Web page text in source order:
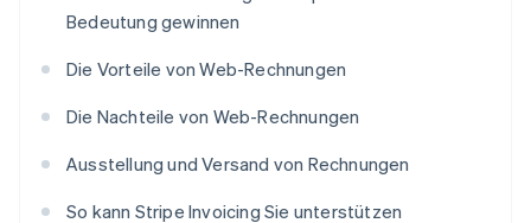
Bedeutung gewinnen
Die Vorteile von Web-Rechnungen
Die Nachteile von Web-Rechnungen
Ausstellung und Versand von Rechnungen
So kann Stripe Invoicing Sie unterstützen